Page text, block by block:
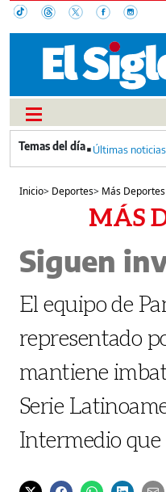
Últimas noticias
Inicio> Deportes> Más Deportes
MÁS
Siguen
El equipo de
representado
mantiene
Serie
Intermedio que